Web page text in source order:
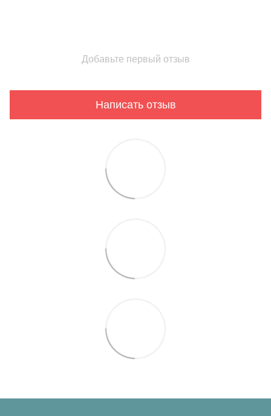
Добавьте первый отзыв
Написать отзыв